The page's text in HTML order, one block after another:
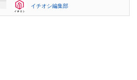
イチオシ編集部